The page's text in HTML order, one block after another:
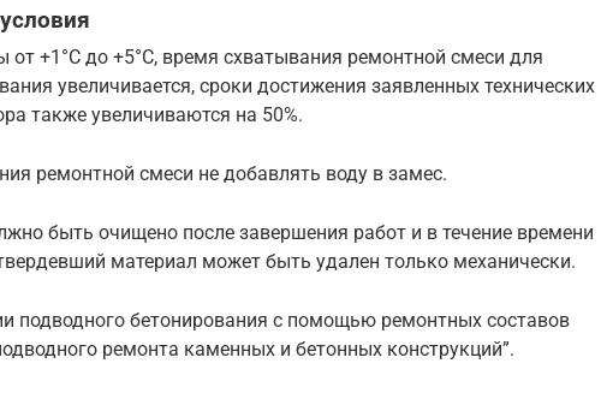
от +1°С до +5°С, время схватывания ремонтной смеси для
увеличивается, сроки достижения заявленных технических
также увеличиваются на 50%.
ремонтной смеси не добавлять воду в замес.
быть очищено после завершения работ и в течение времени
материал может быть удален только механически.
подводного бетонирования с помощью ремонтных составов
ремонта каменных и бетонных конструкций”.